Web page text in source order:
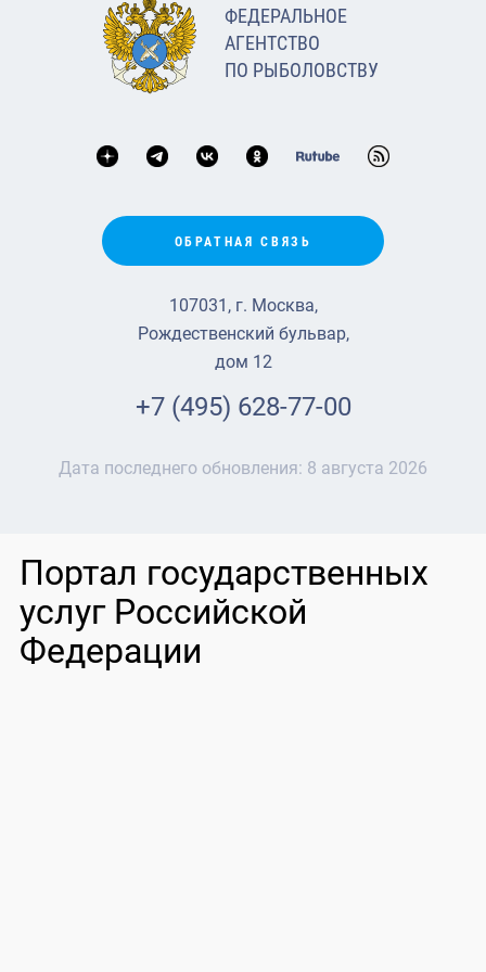
ФЕДЕРАЛЬНОЕ
АГЕНТСТВО
ПО РЫБОЛОВСТВУ
ОБРАТНАЯ СВЯЗЬ
107031, г. Москва,
Рождественский бульвар,
дом 12
+7 (495) 628-77-00
Дата последнего обновления: 8 августа 2026
Портал государственных
услуг Российской
Федерации